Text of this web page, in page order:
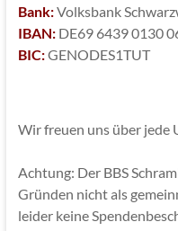
Bank:Volksbank
IBAN: DE69 6439
BIC:GENODES1TUT
Wir freuen uns über jede
Achtung: Der BBS
Gründen nicht als
leider keine